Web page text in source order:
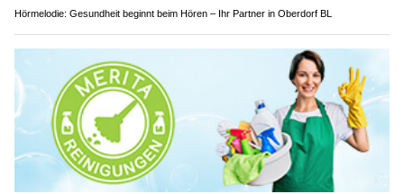
Hörmelodie: Gesundheit beginnt beim Hören – Ihr Partner in Oberdorf BL